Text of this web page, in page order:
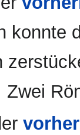
konnte
Zwei